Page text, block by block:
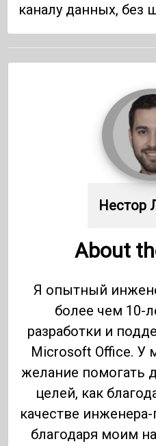
каналу данных, без
Нестор
About
Я опытный
более чем 10-
разработки и
Microsoft Office. У
желание помогать
целей, как
качестве
благодаря моим